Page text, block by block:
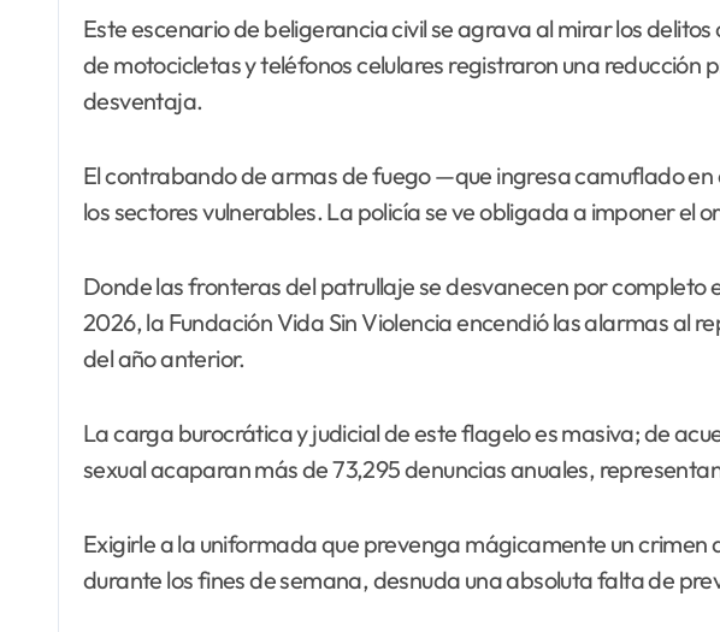
Este escenario de beligerancia civil se agrava al mirar los
de motocicletas y teléfonos celulares registraron una reducción
desventaja.
El contrabando de armas de fuego —que ingresa camuflado
los sectores vulnerables. La policía se ve obligada a imponer
Donde las fronteras del patrullaje se desvanecen por
2026, la Fundación Vida Sin Violencia encendió las alarmas al
del año anterior.
La carga burocrática y judicial de este flagelo es masiva; de
sexual acaparan más de 73,295 denuncias anuales,
Exigirle a la uniformada que prevenga mágicamente un
durante los fines de semana, desnuda una absoluta falta de